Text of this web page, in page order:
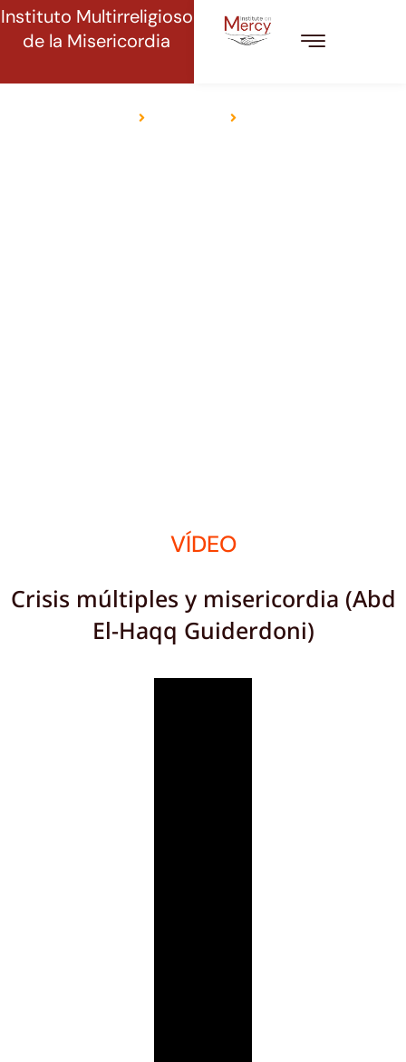
Instituto Multirreligioso
de la Misericordia
ISLAM
VÍDEO
Crisis múltiples y misericordia (Abd
El-Haqq Guiderdoni)